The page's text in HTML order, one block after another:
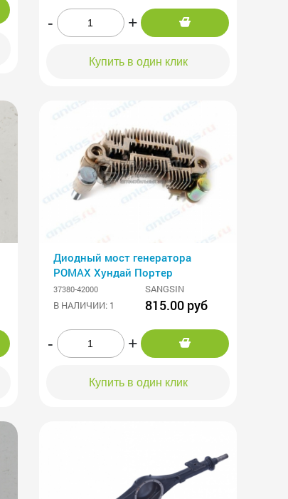
- +
Купить в один клик
Диодный мост генератора
POMAX Хундай Портер
37380-42000
SANGSIN
В НАЛИЧИИ: 1
815.00 руб
- +
Купить в один клик